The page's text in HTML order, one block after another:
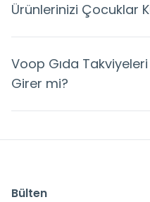
Ürünlerinizi Çocuklar
Voop Gıda
Girer mi?
Bülten